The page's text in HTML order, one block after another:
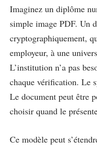
Imaginez un diplôme
simple image PDF. Un
cryptographiquement,
employeur, à une
L’institution n’a pas
chaque vérification. Le
Le document peut être
choisir quand le
Ce modèle peut